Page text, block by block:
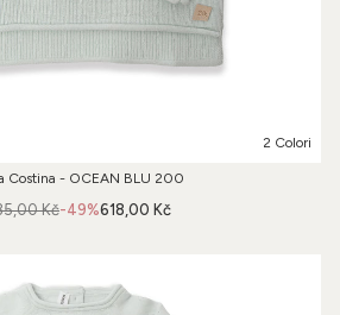
2 Colori
Costina - OCEAN BLU 200
-49%
Kč 618,00 Kč